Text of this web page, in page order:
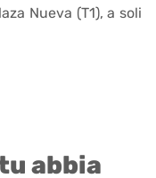
Nueva (T1), a soli
abbia